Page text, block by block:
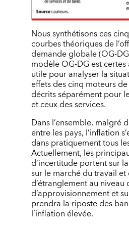
Nous synthétisons ces
courbes théoriques de
demande globale (OG-
modèle OG-DG est
utile pour analyser la
effets des cinq moteurs
décrits séparément pour
et ceux des services.
Dans l’ensemble, malgré
entre les pays, l’inflation
dans pratiquement tous
Actuellement, les
d’incertitude portent sur
sur le marché du travail
d’étranglement au niveau
d’approvisionnement et
prendra la riposte des
l’inflation élevée.